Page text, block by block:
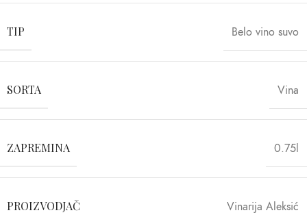
TIP Belo vino suvo
SORTA Vina
ZAPREMINA 0.75l
PROIZVODJAČ Vinarija Aleksić